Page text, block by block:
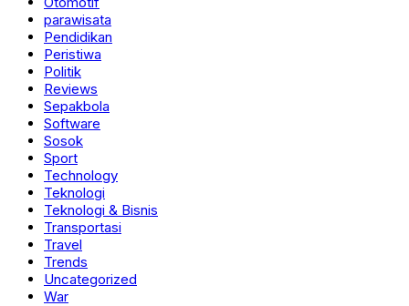
parawisata
Pendidikan
Peristiwa
Politik
Reviews
Sepakbola
Software
Sosok
Sport
Technology
Teknologi
Teknologi & Bisnis
Transportasi
Travel
Trends
Uncategorized
War